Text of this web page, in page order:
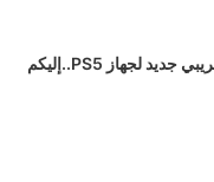
سوني تطلق تحديث تجريبي جديد لجهاز PS5..إليكم